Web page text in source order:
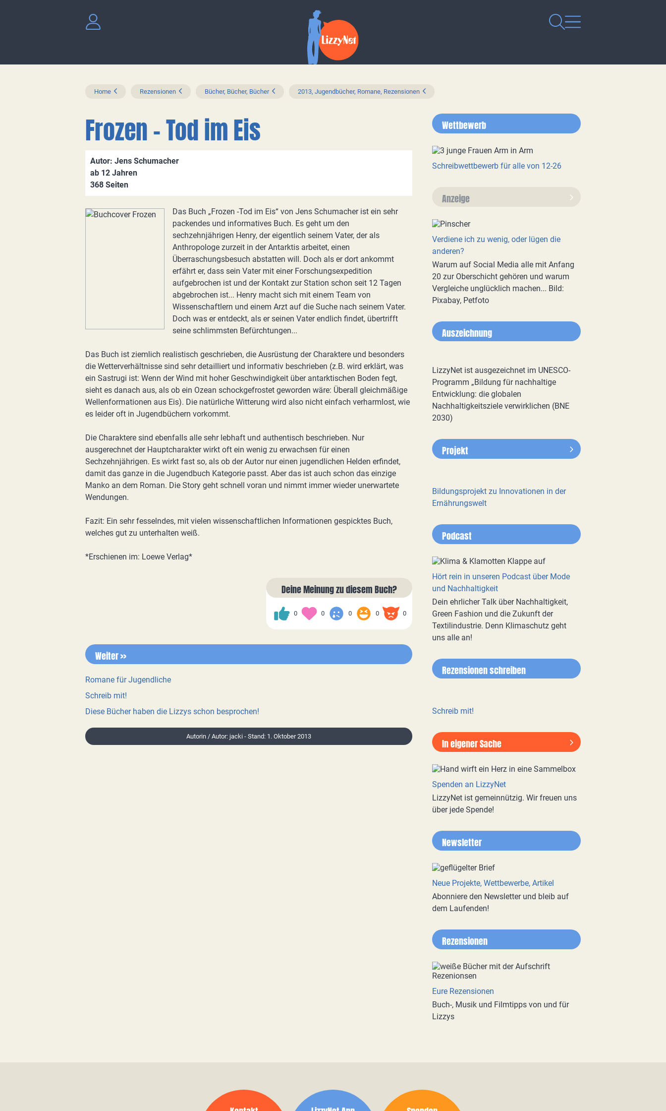
Home Rezensionen Bücher, Bücher, Bücher 2013, Jugendbücher, Romane, Rezensionen
Frozen - Tod im Eis
Autor: Jens Schumacher
ab 12 Jahren
368 Seiten
Das Buch „Frozen -Tod im Eis“ von Jens Schumacher ist ein sehr
packendes und informatives Buch. Es geht um den
sechzehnjährigen Henry, der eigentlich seinem Vater, der als
Anthropologe zurzeit in der Antarktis arbeitet, einen
Überraschungsbesuch abstatten will. Doch als er dort ankommt
erfährt er, dass sein Vater mit einer Forschungsexpedition
aufgebrochen ist und der Kontakt zur Station schon seit 12 Tagen
abgebrochen ist... Henry macht sich mit einem Team von
Wissenschaftlern und einem Arzt auf die Suche nach seinem Vater.
Doch was er entdeckt, als er seinen Vater endlich findet, übertrifft
seine schlimmsten Befürchtungen...
Das Buch ist ziemlich realistisch geschrieben, die Ausrüstung der Charaktere und besonders
die Wetterverhältnisse sind sehr detailliert und informativ beschrieben (z.B. wird erklärt, was
ein Sastrugi ist: Wenn der Wind mit hoher Geschwindigkeit über antarktischen Boden fegt,
sieht es danach aus, als ob ein Ozean schockgefrostet geworden wäre: Überall gleichmäßige
Wellenformationen aus Eis). Die natürliche Witterung wird also nicht einfach verharmlost, wie
es leider oft in Jugendbüchern vorkommt.
Die Charaktere sind ebenfalls alle sehr lebhaft und authentisch beschrieben. Nur
ausgerechnet der Hauptcharakter wirkt oft ein wenig zu erwachsen für einen
Sechzehnjährigen. Es wirkt fast so, als ob der Autor nur einen jugendlichen Helden erfindet,
damit das ganze in die Jugendbuch Kategorie passt. Aber das ist auch schon das einzige
Manko an dem Roman. Die Story geht schnell voran und nimmt immer wieder unerwartete
Wendungen.
Fazit: Ein sehr fesselndes, mit vielen wissenschaftlichen Informationen gespicktes Buch,
welches gut zu unterhalten weiß.
*Erschienen im: Loewe Verlag*
Deine Meinung zu diesem Buch?
0 0 0 0 0
Weiter >>
Romane für Jugendliche
Schreib mit!
Diese Bücher haben die Lizzys schon besprochen!
Autorin / Autor: jacki - Stand: 1. Oktober 2013
Wettbewerb
Schreibwettbewerb für alle von 12-26
Anzeige
Verdiene ich zu wenig, oder lügen die
anderen?
Warum auf Social Media alle mit Anfang
20 zur Oberschicht gehören und warum
Vergleiche unglücklich machen... Bild:
Pixabay, Petfoto
Auszeichnung
LizzyNet ist ausgezeichnet im UNESCO-
Programm „Bildung für nachhaltige
Entwicklung: die globalen
Nachhaltigkeitsziele verwirklichen (BNE
2030)
Projekt
Bildungsprojekt zu Innovationen in der
Ernährungswelt
Podcast
Hört rein in unseren Podcast über Mode
und Nachhaltigkeit
Dein ehrlicher Talk über Nachhaltigkeit,
Green Fashion und die Zukunft der
Textilindustrie. Denn Klimaschutz geht
uns alle an!
Rezensionen schreiben
Schreib mit!
In eigener Sache
Spenden an LizzyNet
LizzyNet ist gemeinnützig. Wir freuen uns
über jede Spende!
Newsletter
Neue Projekte, Wettbewerbe, Artikel
Abonniere den Newsletter und bleib auf
dem Laufenden!
Rezensionen
Eure Rezensionen
Buch-, Musik und Filmtipps von und für
Lizzys